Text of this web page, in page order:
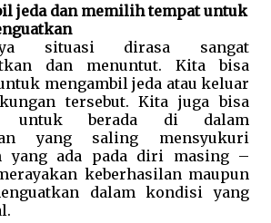
jeda dan memilih tempat untuk
situasi dirasa sangat
dan menuntut. Kita bisa
mengambil jeda atau keluar
tersebut. Kita juga bisa
untuk berada di dalam
yang saling mensyukuri
yang ada pada diri masing –
keberhasilan maupun
dalam kondisi yang